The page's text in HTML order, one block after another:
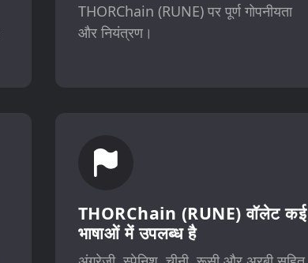
THORChain (RUNE) पर पूर्ण गोपनीयता
और नियंत्रण।
THORChain (RUNE) वॉलेट कई
भाषाओं में उपलब्ध है